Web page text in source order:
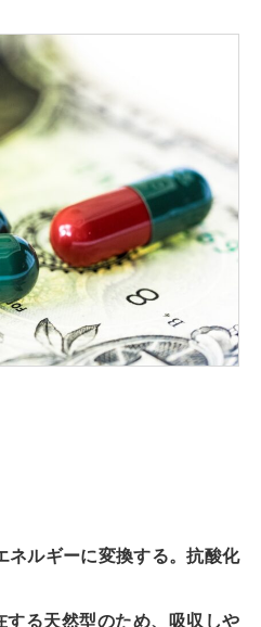
ネルギーに変換する。抗酸化
する天然型のため、吸収しや